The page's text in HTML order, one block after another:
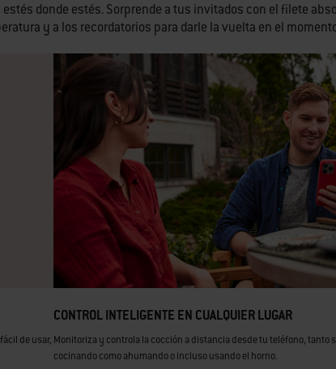
donde estés. Sorprende a tus invitados con el filete
y a los recordatorios para darle la vuelta en el
de usar,
CONTROL INTELIGENTE EN CUALQUIER LUGAR
Monitoriza y controla la cocción a distancia desde tu teléfono, tanto
cocinando como ahumando o incluso usando el horno.